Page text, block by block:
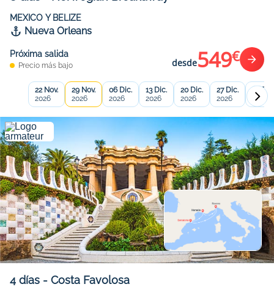
MEXICO Y BELIZE
Nueva Orleans
Próxima salida
Precio más bajo desde549€
22 Nov.
2026
29 Nov.
2026
06 Dic.
2026
13 Dic.
2026
20 Dic.
2026
27 Dic.
2026
03
2027
4 días - Costa Favolosa